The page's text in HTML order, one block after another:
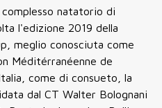
natatorio di
l'edizione 2019 della
meglio conosciuta come
Méditérranéenne de
come di consueto, la
dal CT Walter Bolognani